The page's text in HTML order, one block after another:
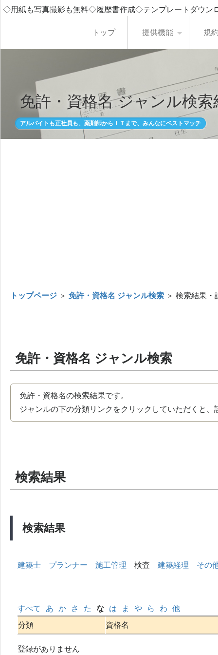
◇用紙も写真撮影も無料◇履歴書作成◇テンプレートダウ
トップ 提供機能 規
免許・資格名 ジャンル検索
アルバイトも正社員も、薬剤師からＩＴまで、みんなにベストマッチ
トップページ ＞ 免許・資格名 ジャンル検索 ＞ 検索結果・
免許・資格名 ジャンル検索
免許・資格名の検索結果です。
ジャンルの下の分類リンクをクリックしていただくと
検索結果
検索結果
建築士 プランナー 施工管理 検査 建築経理 その
すべて あ か さ た な は ま や ら わ
他
分類
資格名
登録がありません